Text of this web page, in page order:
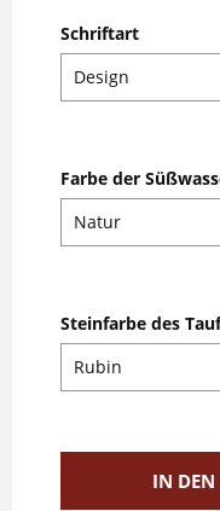
Schriftart
Farbe der
Steinfarbe des
IN DEN